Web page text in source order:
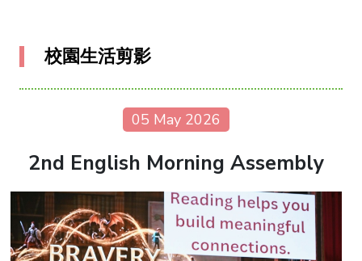
校園生活剪影
05 May 2026
2nd English Morning Assembly